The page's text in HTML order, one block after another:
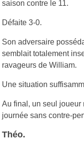
saison contre le 11.
Défaite 3-0.
Son adversaire
semblait totalement
ravageurs de William.
Une situation
Au final, un seul joueur
journée sans contre-
Théo.